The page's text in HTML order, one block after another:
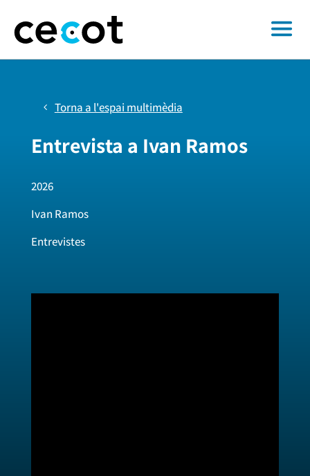
Torna a l'espai multimèdia
Entrevista a Ivan Ramos
2026
Ivan Ramos
Entrevistes